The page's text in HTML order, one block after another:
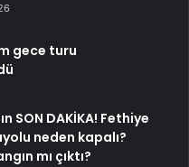
gece turu
SON DAKİKA! Fethiye
neden kapalı?
mı çıktı?